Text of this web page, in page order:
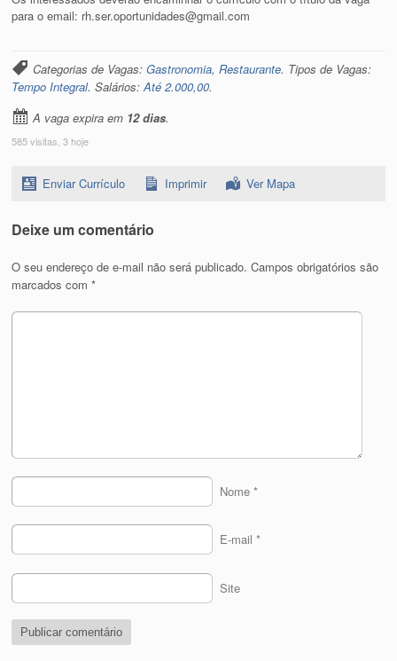
para o email: rh.ser.oportunidades@gmail.com
Categorias de Vagas:Gastronomia, Restaurante. Tipos de Vagas:
Tempo Integral. Salários:Até 2.000,00.
A vaga expira em 12 dias.
585 visitas, 3 hoje
Enviar Currículo Imprimir Ver Mapa
Deixe um comentário
O seu endereço de e-mail não será publicado. Campos obrigatórios são
marcados com*
Nome *
E-mail *
Site